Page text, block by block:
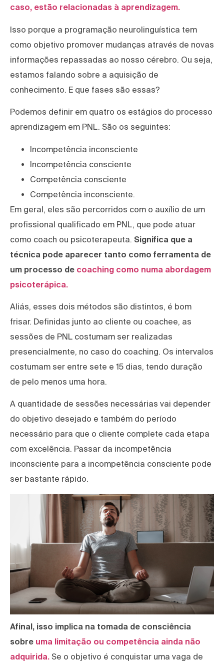
caso, estão relacionadas à aprendizagem.
Isso porque a programação neurolinguística tem
como objetivo promover mudanças através de novas
informações repassadas ao nosso cérebro. Ou seja,
estamos falando sobre a aquisição de
conhecimento. E que fases são essas?
Podemos definir em quatro os estágios do processo
aprendizagem em PNL. São os seguintes:
Incompetência inconsciente
Incompetência consciente
Competência consciente
Competência inconsciente.
Em geral, eles são percorridos com o auxílio de um
profissional qualificado em PNL, que pode atuar
como coach ou psicoterapeuta. Significa que a
técnica pode aparecer tanto como ferramenta de
um processo de coaching como numa abordagem
psicoterápica.
Aliás, esses dois métodos são distintos, é bom
frisar. Definidas junto ao cliente ou coachee, as
sessões de PNL costumam ser realizadas
presencialmente, no caso do coaching. Os intervalos
costumam ser entre sete e 15 dias, tendo duração
de pelo menos uma hora.
A quantidade de sessões necessárias vai depender
do objetivo desejado e também do período
necessário para que o cliente complete cada etapa
com excelência. Passar da incompetência
inconsciente para a incompetência consciente pode
ser bastante rápido.
Afinal, isso implica na tomada de consciência
sobre uma limitação ou competência ainda não
adquirida. Se o objetivo é conquistar uma vaga de